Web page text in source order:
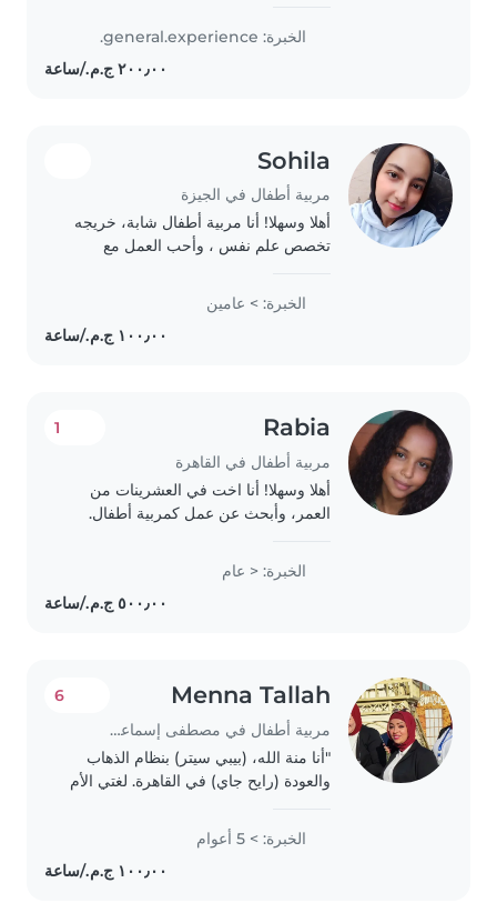
for children because I have
الخبرة: general.experience.
Sohila
مربية أطفال في الجيزة
أهلا وسهلا! أنا مربية أطفال شابة، خريجه
تخصص علم نفس ، وأحب العمل مع
والموسيقى والألعاب، وأشعر بالرضا عن
مساعدتك في أداء الواجبات المدرسية.
الخبرة: > عامين
Rabia
مربية أطفال في القاهرة
1
أهلا وسهلا! أنا اخت في العشرينات من
العمر، وأبحث عن عمل كمربية أطفال.
قبل المدرسة والطفولة المبكرة، وأحب
اللعب مع الأطفال. أنا أدرس حاليًا في
الخبرة: < عام
Menna Tallah
مربية أطفال في مصطفى إسماعيل
6
"أنا منة الله، (بيبي سيتر) بنظام الذهاب
والعودة (رايح جاي) في القاهرة. لغتي الأم
جيدة جداً للتواصل والتعليم البسيط
للأطفال. لدي خبرة ممتازة وصبر..
الخبرة: > 5 أعوام